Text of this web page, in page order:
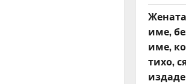
име,
име,
тихо,
издаде